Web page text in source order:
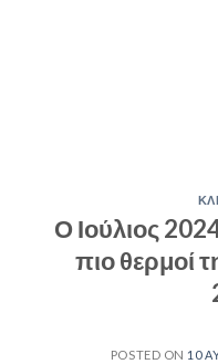
Ο Ιούλιος
πιο θερμοί
POSTED ON 10